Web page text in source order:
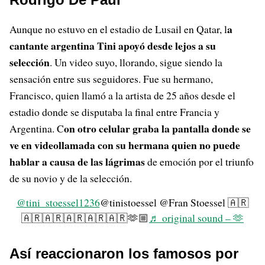
Aunque no estuvo en el estadio de Lusail en Qatar, la
cantante argentina Tini apoyó desde lejos a su
selección. Un video suyo, llorando, sigue siendo la
sensación entre sus seguidores. Fue su hermano,
Francisco, quien llamó a la artista de 25 años desde el
estadio donde se disputaba la final entre Francia y
Argentina. Con otro celular graba la pantalla donde se
ve en videollamada con su hermana quien no puede
hablar a causa de las lágrimasde emoción por el triunfo
de su novio y de la selección.
@tini_stoessel1236@tinistoessel @Fran Stoessel 🇦🇷
🇦🇷🇦🇷🇦🇷🇦🇷🇦🇷🫶🏼♬ original sound – 🫶
Así reaccionaron los famosos por